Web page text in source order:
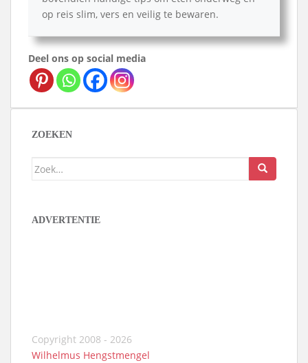
op reis slim, vers en veilig te bewaren.
Deel ons op social media
ZOEKEN
Zoek
ADVERTENTIE
Copyright 2008 - 2026
Wilhelmus Hengstmengel